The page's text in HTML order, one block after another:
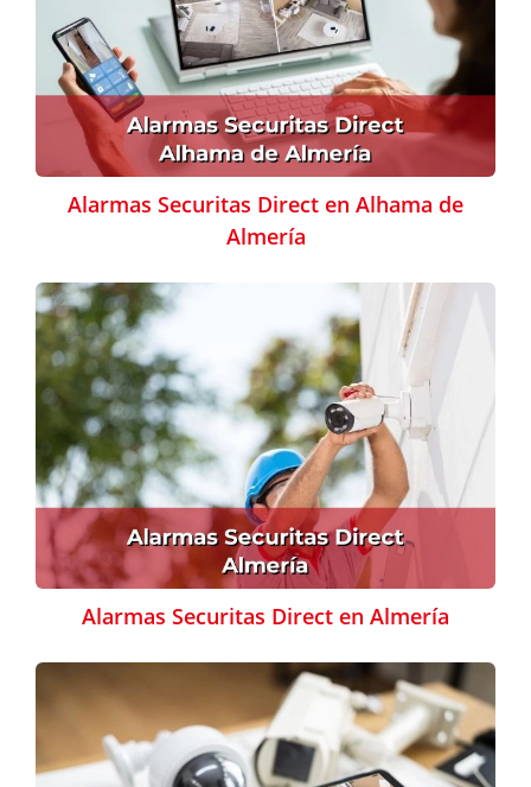
Alarmas Securitas Direct en Alhama de
Almería
Alarmas Securitas Direct en Almería